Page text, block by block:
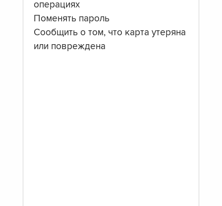
операциях
Поменять пароль
Сообщить о том, что карта утеряна
или повреждена